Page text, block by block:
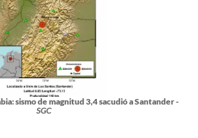
sismo de magnitud 3,4 sacudió a Santander -
SGC